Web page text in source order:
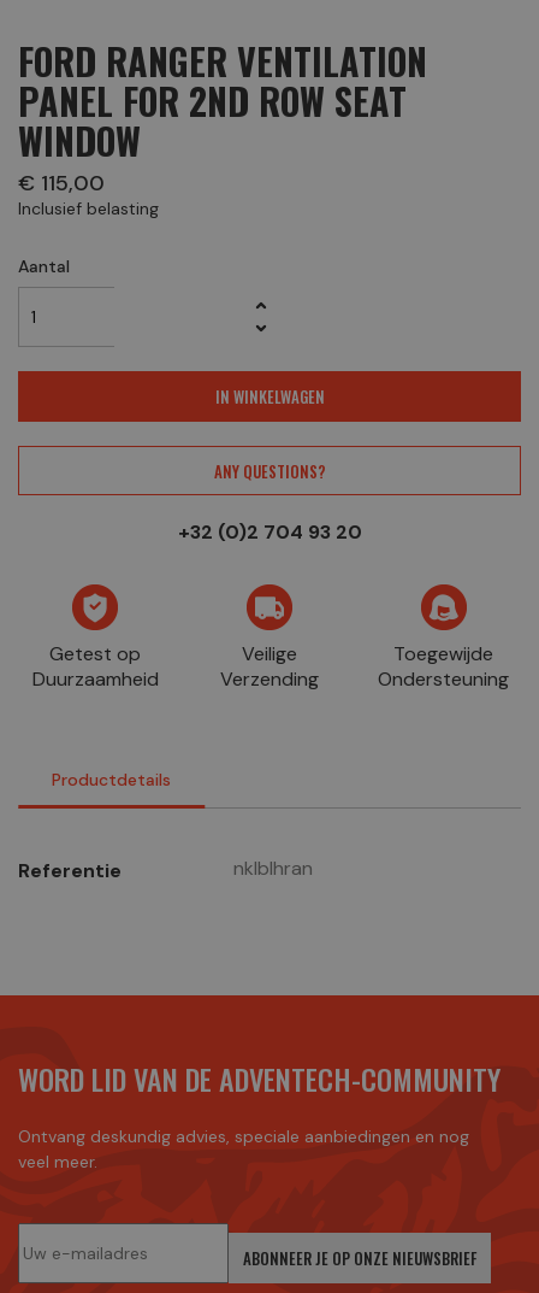
FORD RANGER VENTILATION
PANEL FOR 2ND ROW SEAT
WINDOW
€ 115,00
Inclusief belasting
Aantal
IN WINKELWAGEN
ANY QUESTIONS?
+32 (0)2 704 93 20
Getest op
Duurzaamheid
Veilige
Verzending
Toegewijde
Ondersteuning
Productdetails
Referentie nklblhran
WORD LID VAN DE ADVENTECH-COMMUNITY
Ontvang deskundig advies, speciale aanbiedingen en nog
veel meer.
ABONNEER JE OP ONZE NIEUWSBRIEF